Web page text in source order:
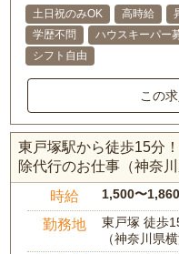
土日祝のみOK 高時給
学歴不問
ハウスキーパー
シフト自由
この
東戸塚駅から徒歩15分
除代行のお仕事（神奈
時給 1,500〜
勤務地
東戸塚 徒歩
（神奈川県